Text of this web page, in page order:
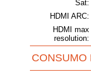
Sat:
HDMI ARC:
HDMI max
resolution:
CONSUMO